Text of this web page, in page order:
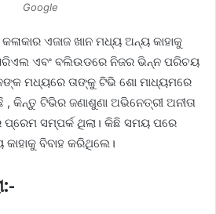
Google
ଏଜାଜ ଖାନ ମଧ୍ୟ ଅନ୍ୟ କାହାକୁ
ଏବଂ ବଲିଉଡରେ ନିଜର ଭିନ୍ନ ପରିଚୟ
ମଧ୍ୟରେ ତାଙ୍କୁ ଟିଭି ଶୋ ମାଧ୍ୟମରେ
କିନ୍ତୁ ଟିଭିର ଜଣାଶୁଣା ଅଭିନେତ୍ରୀ ଅନୀତା
ପ୍ରେମ ସମ୍ପର୍କ ଥିଲା। କିଛି ସମୟ ପରେ
କାହାକୁ ବିବାହ କରିଥିଲେ।